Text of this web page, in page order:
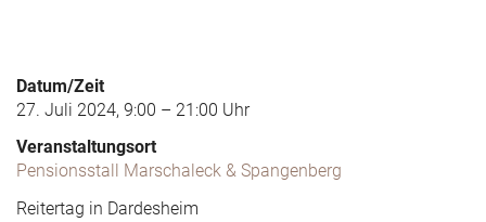
Datum/Zeit
27. Juli 2024, 9:00 – 21:00 Uhr
Veranstaltungsort
Pensionsstall Marschaleck & Spangenberg
Reitertag in Dardesheim